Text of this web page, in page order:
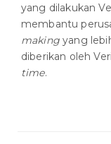
yang dilakukan
membantu
makingyang
diberikan oleh
time.